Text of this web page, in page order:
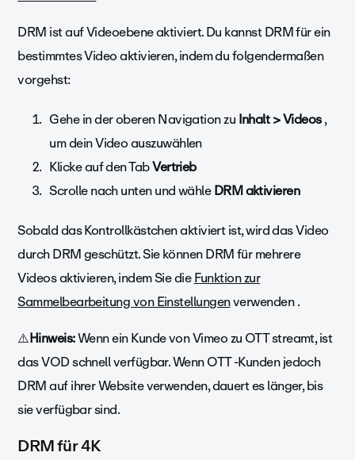
DRM ist auf Videoebene aktiviert. Du kannst DRM für ein
bestimmtes Video aktivieren, indem du folgendermaßen
vorgehst:
Gehe in der oberen Navigation zuInhalt > Videos,
um dein Video auszuwählen
Klicke auf den TabVertrieb
Scrolle nach unten und wähleDRM aktivieren
Sobald das Kontrollkästchen aktiviert ist, wird das Video
durch DRM geschützt. Sie können DRM für mehrere
Videos aktivieren, indem Sie dieFunktion zur
Sammelbearbeitung von Einstellungenverwenden .
⚠️Hinweis:Wenn ein Kunde von Vimeo zu OTT streamt, ist
das VOD schnell verfügbar. Wenn OTT -Kunden jedoch
DRM auf ihrer Website verwenden, dauert es länger, bis
sie verfügbar sind.
DRM für 4K